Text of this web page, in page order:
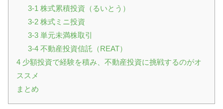
3-1 株式累積投資（るいとう）
3-2 株式ミニ投資
3-3 単元未満株取引
3-4 不動産投資信託（REAT）
4 少額投資で経験を積み、不動産投資に挑戦するのがオ
ススメ
まとめ